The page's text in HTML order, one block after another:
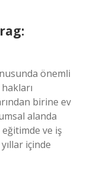
önemli
birine ev
alanda
ve iş
içinde